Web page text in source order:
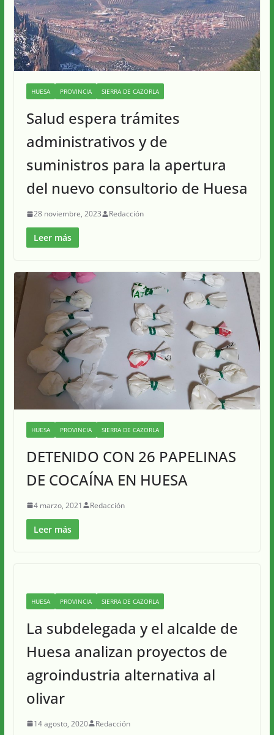
HUESA PROVINCIA SIERRA DE CAZORLA
Salud espera trámites
administrativos y de
suministros para la apertura
del nuevo consultorio de Huesa
28 noviembre, 2023 Redacción
Leer más
HUESA PROVINCIA SIERRA DE CAZORLA
DETENIDO CON 26 PAPELINAS
DE COCAÍNA EN HUESA
4 marzo, 2021 Redacción
Leer más
HUESA PROVINCIA SIERRA DE CAZORLA
La subdelegada y el alcalde de
Huesa analizan proyectos de
agroindustria alternativa al
olivar
14 agosto, 2020 Redacción